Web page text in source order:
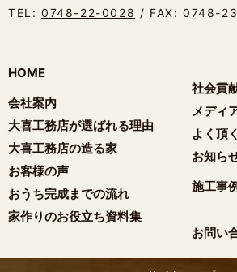
TEL: 0748-22-0028 / FAX: 0748-
HOME
会社案内
大喜工務店が選ばれる理由
大喜工務店の造る家
お客様の声
おうち完成までの流れ
家作りのお役立ち資料集
社会貢
メディ
よく頂
お知ら
施工事
お問い